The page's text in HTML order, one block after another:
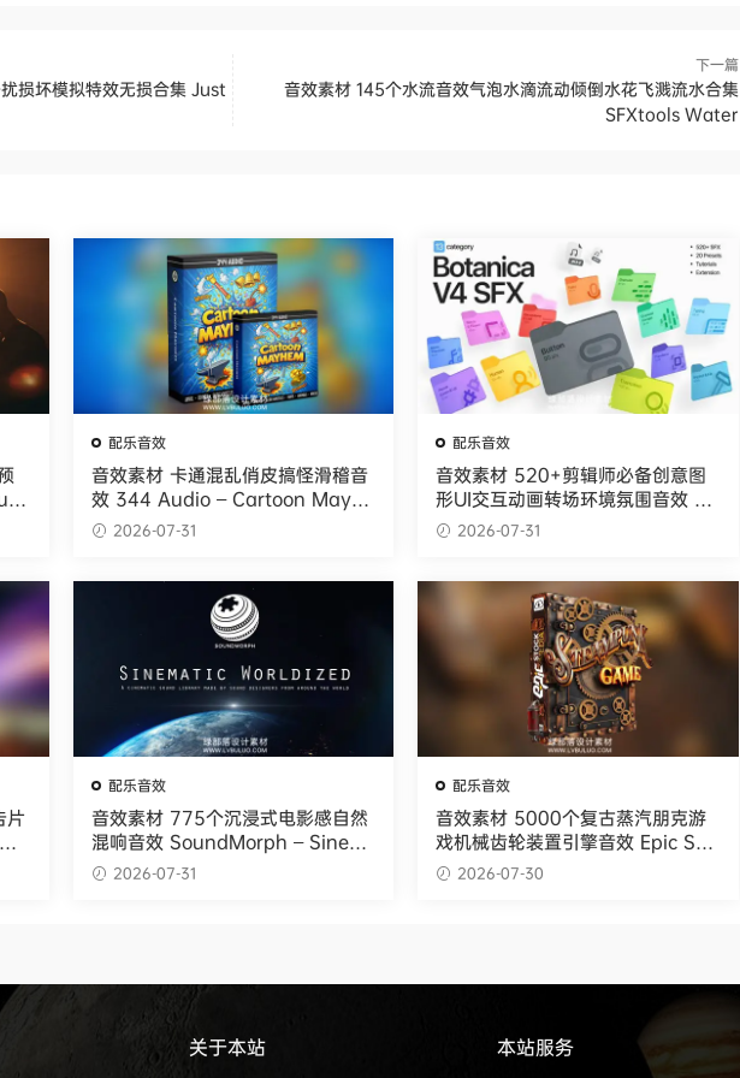
损坏模拟特效无损合集 Just
下一篇
音效素材 145个水流音效气泡水滴流动倾倒水花飞溅流水合集
SFXtools Water
配乐音效
音效素材 卡通混乱俏皮搞怪滑稽音
效 344 Audio – Cartoon Mayhe
m Mini Library
2026-07-31
配乐音效
音效素材 520+剪辑师必备创意图
形UI交互动画转场环境氛围音效 Bo
tanica v4 SFX
2026-07-31
片
配乐音效
音效素材 775个沉浸式电影感自然
混响音效 SoundMorph – Sinem
atic Worldized
2026-07-31
配乐音效
音效素材 5000个复古蒸汽朋克游
戏机械齿轮装置引擎音效 Epic Sto
ck Media – Steampunk Game –
Gadgets Retro-tech and Mech
2026-07-30
关于本站 本站服务